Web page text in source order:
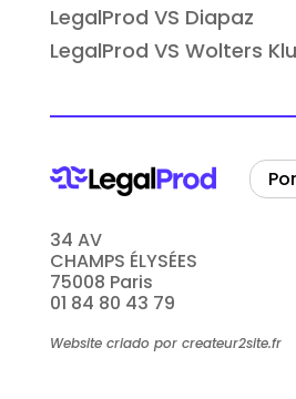
LegalProd VS Diapaz
LegalProd VS Wolters
34 AV
CHAMPS ÉLYSÉES
75008 Paris
01 84 80 43 79
Website criado por createur2site.fr